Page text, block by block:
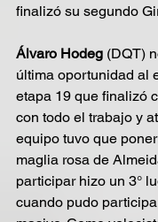
finalizó su segundo
Álvaro Hodeg (DQT)
última oportunidad al
etapa 19 que finalizó
con todo el trabajo y
equipo tuvo que
maglia rosa de
participar hizo un 3°
cuando pudo